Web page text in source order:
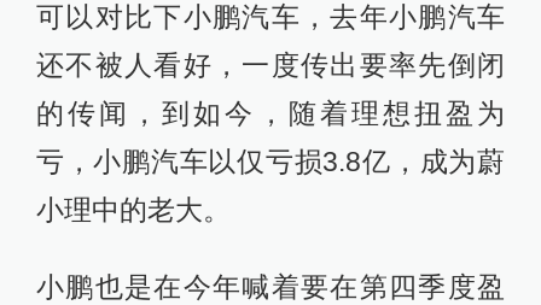
可以对比下小鹏汽车，去年小鹏汽车
还不被人看好，一度传出要率先倒闭
的传闻，到如今，随着理想扭盈为
亏，小鹏汽车以仅亏损3.8亿，成为蔚
小理中的老大。
小鹏也是在今年喊着要在第四季度盈